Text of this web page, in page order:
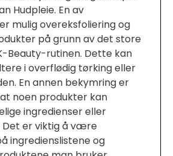
Hudpleie. En av
mulig overeksfoliering og
på grunn av det store
Beauty-rutinen. Dette kan
i overflødig tørking eller
En annen bekymring er
noen produkter kan
ingredienser eller
Det er viktig å være
ingredienslistene og